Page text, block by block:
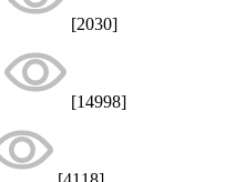
[2030]
[14998]